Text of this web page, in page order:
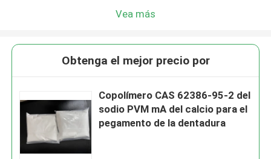
Vea más
Obtenga el mejor precio por
Copolímero CAS 62386-95-2 del
sodio PVM mA del calcio para el
pegamento de la dentadura